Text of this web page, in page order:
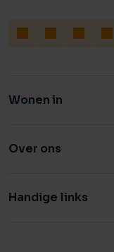
Wonen in
Over ons
Handige links